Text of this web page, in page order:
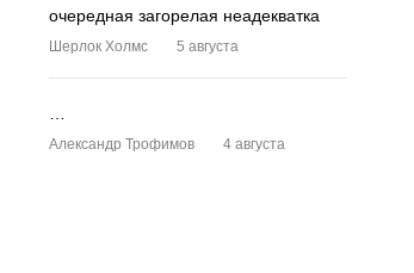
очередная загорелая неадекватка
Шерлок Холмс 5 августа
Александр Трофимов 4 августа